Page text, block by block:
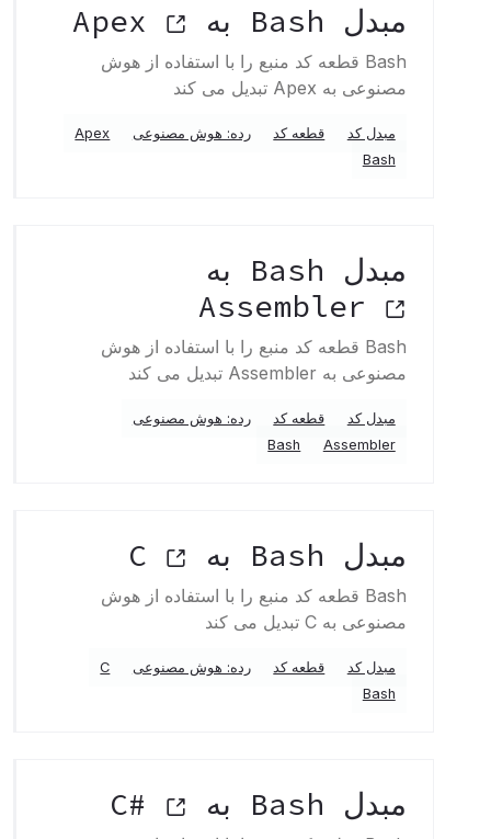
مبدل Bash به Apex
Bash قطعه کد منبع را با استفاده از هوش
مصنوعی به Apex تبدیل می کند
مبدل کد قطعه کد رده: هوش مصنوعی
Apex
Bash
مبدل Bash به
Assembler
Bash قطعه کد منبع را با استفاده از هوش
مصنوعی به Assembler تبدیل می کند
مبدل کد قطعه کد
رده: هوش مصنوعی
Assembler
Bash
مبدل Bash به C
Bash قطعه کد منبع را با استفاده از هوش
مصنوعی به C تبدیل می کند
مبدل کد قطعه کد رده: هوش مصنوعی
C
Bash
مبدل Bash به C#